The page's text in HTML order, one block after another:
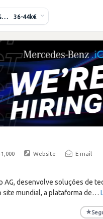
DataCenter (Switching/Routing) Sénior 36-44k€
1,000 · Website · E-mail
desenvolve soluções de
mundial, a plataforma de…
★